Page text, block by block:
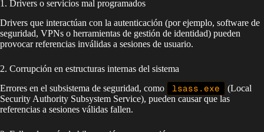
1. Drivers o servicios mal programados
Drivers que interactúan con la autenticación (por ejemplo, software de
seguridad, VPNs o herramientas de gestión de identidad) pueden
provocar referencias inválidas a sesiones de usuario.
2. Corrupción en estructuras internas del sistema
Errores en el subsistema de seguridad, como
lsass.exe
(Local
Security Authority Subsystem Service), pueden causar que las
referencias a sesiones válidas fallen.